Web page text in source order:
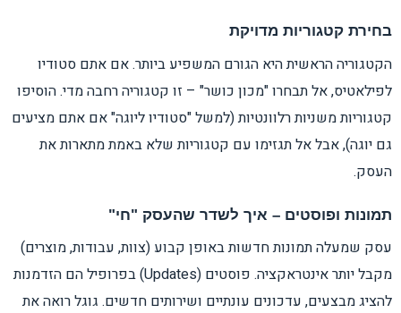
בחירת קטגוריות מדויקת
הקטגוריה הראשית היא הגורם המשפיע ביותר. אם אתם סטודיו
לפילאטיס, אל תבחרו "מכון כושר" – זו קטגוריה רחבה מדי. הוסיפו
קטגוריות משניות רלוונטיות (למשל "סטודיו ליוגה" אם אתם מציעים
גם יוגה), אבל אל תגזימו עם קטגוריות שלא באמת מתארות את
העסק.
תמונות ופוסטים – איך לשדר שהעסק "חי"
עסק שמעלה תמונות חדשות באופן קבוע (צוות, עבודות, מוצרים)
מקבל יותר אינטראקציה. פוסטים (Updates) בפרופיל הם הזדמנות
להציג מבצעים, עדכונים עונתיים ושירותים חדשים. גוגל רואה את